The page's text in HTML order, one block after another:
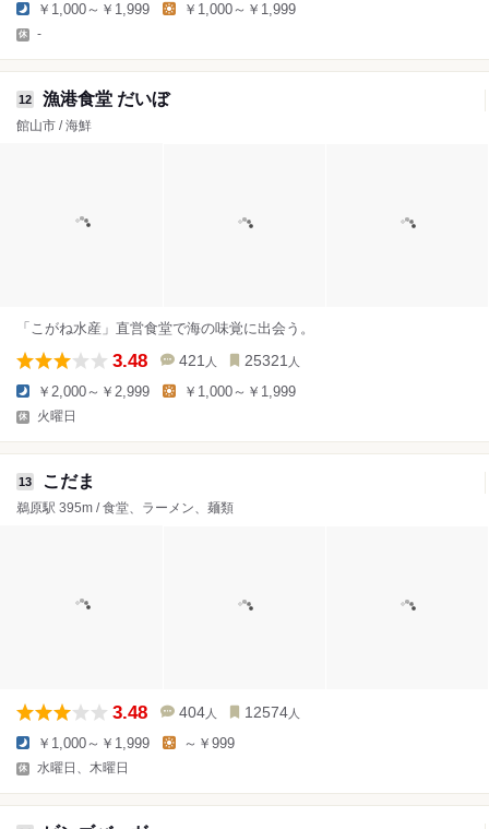
￥1,000～￥1,999 ￥1,000～￥1,999
-
12 漁港食堂 だいぼ
館山市 / 海鮮
「こがね水産」直営食堂で海の味覚に出会う。
3.48 421 人 25321 人
￥2,000～￥2,999 ￥1,000～￥1,999
火曜日
13 こだま
鵜原駅 395m / 食堂、ラーメン、麺類
3.48 404 人 12574 人
￥1,000～￥1,999 ～￥999
水曜日、木曜日